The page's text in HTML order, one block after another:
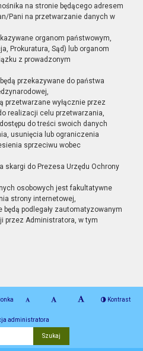
na stronie będącego adresem
Pani na przetwarzanie danych w
organom państwowym,
Prokuratura, Sąd) lub organom
z prowadzonym
przekazywane do państwa
przetwarzane wyłącznie przez
realizacji celu przetwarzania,
do treści swoich danych
usunięcia lub ograniczenia
sprzeciwu wobec
skargi do Prezesa Urzędu Ochrony
osobowych jest fakultatywne
strony internetowej,
będą podlegały zautomatyzowanym
przez Administratora, w tym
Kontrast
administratora